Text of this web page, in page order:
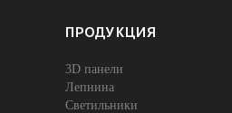
ПРОДУКЦИЯ
3D панели
Лепнина
Cветильники